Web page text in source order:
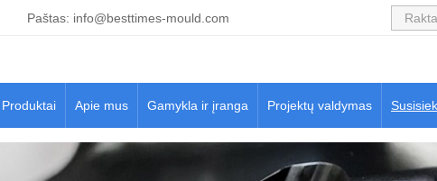
Paštas: info@besttimes-mould.com
Produktai Apie mus Gamykla ir įranga Projektų valdymas